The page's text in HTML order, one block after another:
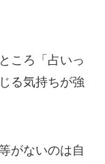
ころ「占いっ
る気持ちが強
がないのは自